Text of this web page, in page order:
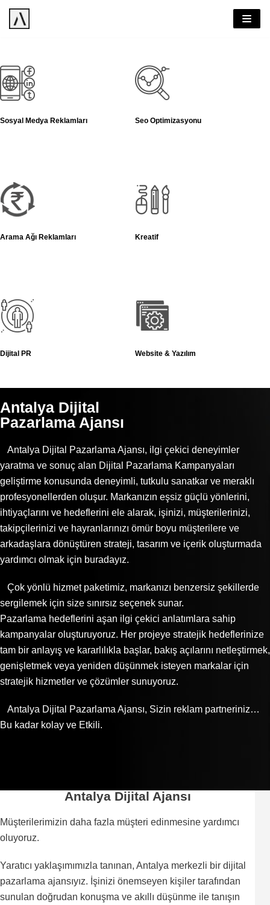
Sosyal Medya Reklamları Seo Optimizasyonu
Arama Ağı Reklamları Kreatif
Dijital PR Website & Yazılım
Antalya Dijital
Pazarlama Ajansı
Antalya Dijital Pazarlama Ajansı, ilgi çekici deneyimler
yaratma ve sonuç alan Dijital Pazarlama Kampanyaları
geliştirme konusunda deneyimli, tutkulu sanatkar ve meraklı
profesyonellerden oluşur. Markanızın eşsiz güçlü yönlerini,
ihtiyaçlarını ve hedeflerini ele alarak, işinizi, müşterilerinizi,
takipçilerinizi ve hayranlarınızı ömür boyu müşterilere ve
arkadaşlara dönüştüren strateji, tasarım ve içerik oluşturmada
yardımcı olmak için buradayız.
Çok yönlü hizmet paketimiz, markanızı benzersiz şekillerde
sergilemek için size sınırsız seçenek sunar.
Pazarlama hedeflerini aşan ilgi çekici anlatımlara sahip
kampanyalar oluşturuyoruz. Her projeye stratejik hedeflerinize
tam bir anlayış ve kararlılıkla başlar, bakış açılarını netleştirmek,
genişletmek veya yeniden düşünmek isteyen markalar için
stratejik hizmetler ve çözümler sunuyoruz.
Antalya Dijital Pazarlama Ajansı, Sizin reklam partneriniz…
Bu kadar kolay ve Etkili.
Antalya Dijital Ajansı
Müşterilerimizin daha fazla müşteri edinmesine yardımcı
oluyoruz.
Yaratıcı yaklaşımımızla tanınan, Antalya merkezli bir dijital
pazarlama ajansıyız. İşinizi önemseyen kişiler tarafından
sunulan doğrudan konuşma ve akıllı düşünme ile tanışın